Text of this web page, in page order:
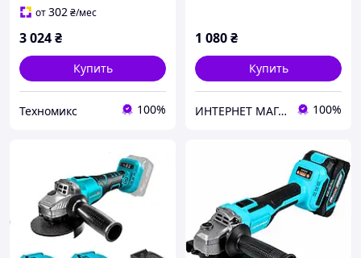
от302₴/мес
3 024₴
Купить
Техномикс 100%
1 080₴
Купить
ИНТЕРНЕТ МАГАЗИН БЕНЗО-ЭЛЕКТРО ИНСТРУМЕНТА 100%